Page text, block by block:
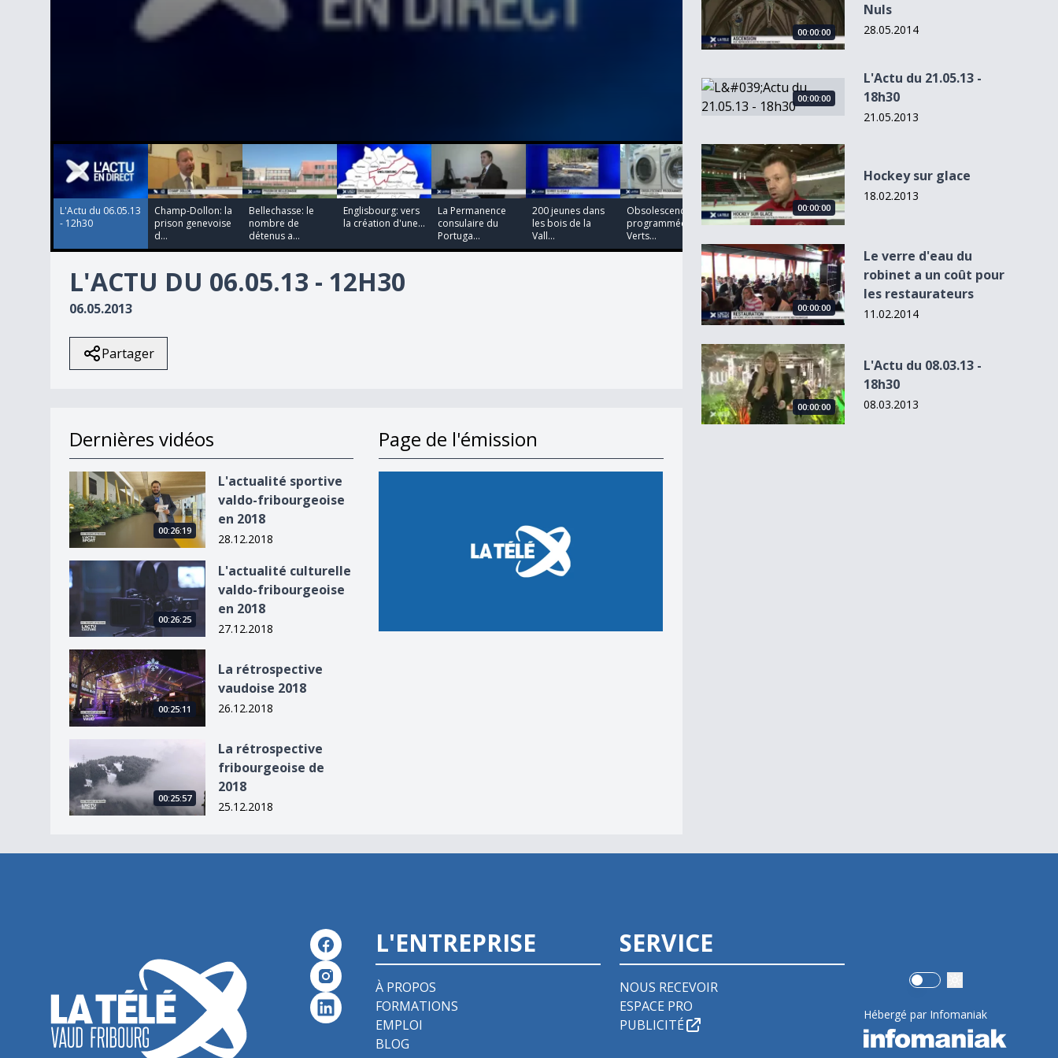
0
seconds
secondsVolume
90%
L'Actu du 06.05.13
- 12h30
Champ-Dollon: la
prison genevoise
d...
Bellechasse: le
nombre de
détenus a...
Englisbourg: vers
la création d'une...
La Permanence
consulaire du
Portuga...
200 jeunes dans
les bois de la
Vall...
Obsolescence
programmée: les
Verts...
L'obsolescence
programmée,
Biopole: licensiés
surpris
L'ACTU DU 06.05.13 - 12H30
06.05.2013
Partager
Dernières vidéos
L&#039;actualité sportive valdo-fribourgeoise en 2018
00:26:19
L'actualité sportive
valdo-fribourgeoise
en 2018
28.12.2018
L&#039;actualité culturelle valdo-fribourgeoise en 2018
00:26:25
L'actualité culturelle
valdo-fribourgeoise
en 2018
27.12.2018
La rétrospective vaudoise 2018
00:25:11
La rétrospective
vaudoise 2018
26.12.2018
La rétrospective fribourgeoise de 2018
00:25:57
La rétrospective
fribourgeoise de
2018
25.12.2018
Page de l'émission
00:00:00
Nuls
28.05.2014
L&#039;Actu du 21.05.13 - 18h30
00:00:00
L'Actu du 21.05.13 -
18h30
21.05.2013
Hockey sur glace
00:00:00
Hockey sur glace
18.02.2013
Le verre d&#039;eau du robinet a un coût pour les
00:00:00
Le verre d'eau du
robinet a un coût pour
les restaurateurs
11.02.2014
L&#039;Actu du 08.03.13 - 18h30
00:00:00
L'Actu du 08.03.13 -
18h30
08.03.2013
L'ENTREPRISE
À PROPOS
FORMATIONS
EMPLOI
BLOG
SERVICE
NOUS RECEVOIR
ESPACE PRO
PUBLICITÉ
Use setting
Hébergé par Infomaniak